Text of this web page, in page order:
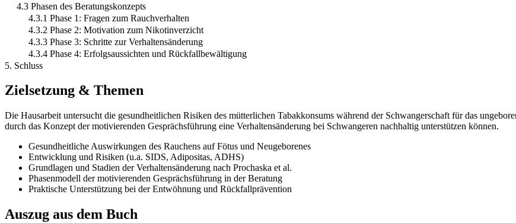
4.3 Phasen des Beratungskonzepts
4.3.1 Phase 1: Fragen zum Rauchverhalten
4.3.2 Phase 2: Motivation zum Nikotinverzicht
4.3.3 Phase 3: Schritte zur Verhaltensänderung
4.3.4 Phase 4: Erfolgsaussichten und Rückfallbewältigung
5. Schluss
Zielsetzung & Themen
Die Hausarbeit untersucht die gesundheitlichen Risiken des mütterlichen Tabakkonsums während der Schwangerschaft für das
durch das Konzept der motivierenden Gesprächsführung eine Verhaltensänderung bei Schwangeren nachhaltig unterstützen können.
Gesundheitliche Auswirkungen des Rauchens auf Fötus und Neugeborenes
Entwicklung und Risiken (u.a. SIDS, Adipositas, ADHS)
Grundlagen und Stadien der Verhaltensänderung nach Prochaska et al.
Phasenmodell der motivierenden Gesprächsführung in der Beratung
Praktische Unterstützung bei der Entwöhnung und Rückfallprävention
Auszug aus dem Buch